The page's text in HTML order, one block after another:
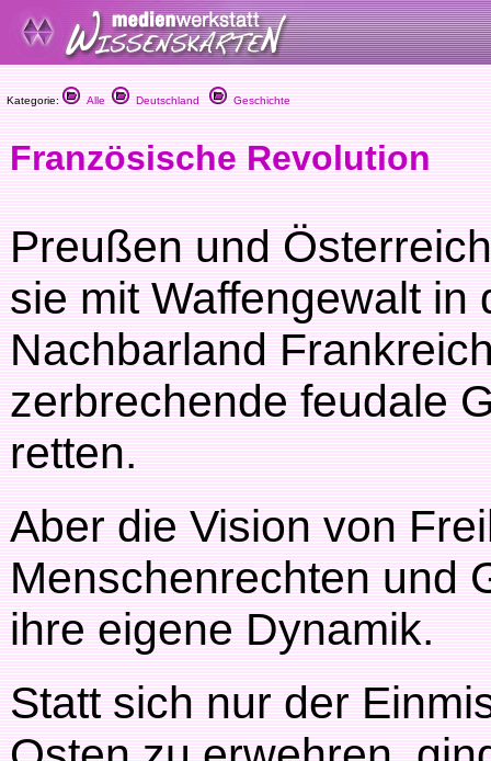
Kategorie: Alle Deutschland Geschichte
Französische Revolution
Preußen und
sie mit Waffengewalt
Nachbarland
zerbrechende feudale
retten.
Aber die Vision von
Menschenrechten und
ihre eigene Dynamik.
Statt sich nur der